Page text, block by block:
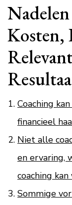
Kosten,
Coaching
financieel
Niet alle
en ervaring,
coaching kan
Sommige